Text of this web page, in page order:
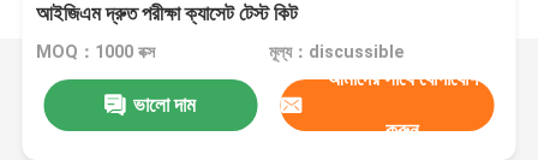
আইজিএম দ্রুত পরীক্ষা ক্যাসেট টেস্ট কিট
MOQ：1000 বক্স মূল্য：discussible
ভালো দাম
আমাদের সাথে যোগাযোগ
করুন